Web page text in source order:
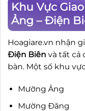
Khu Vực
Ảng – Điện
Hoagiare.vn nhận
Điện Biên và tất cả
bàn. Một số khu
Mường Ảng
Mường Đăng